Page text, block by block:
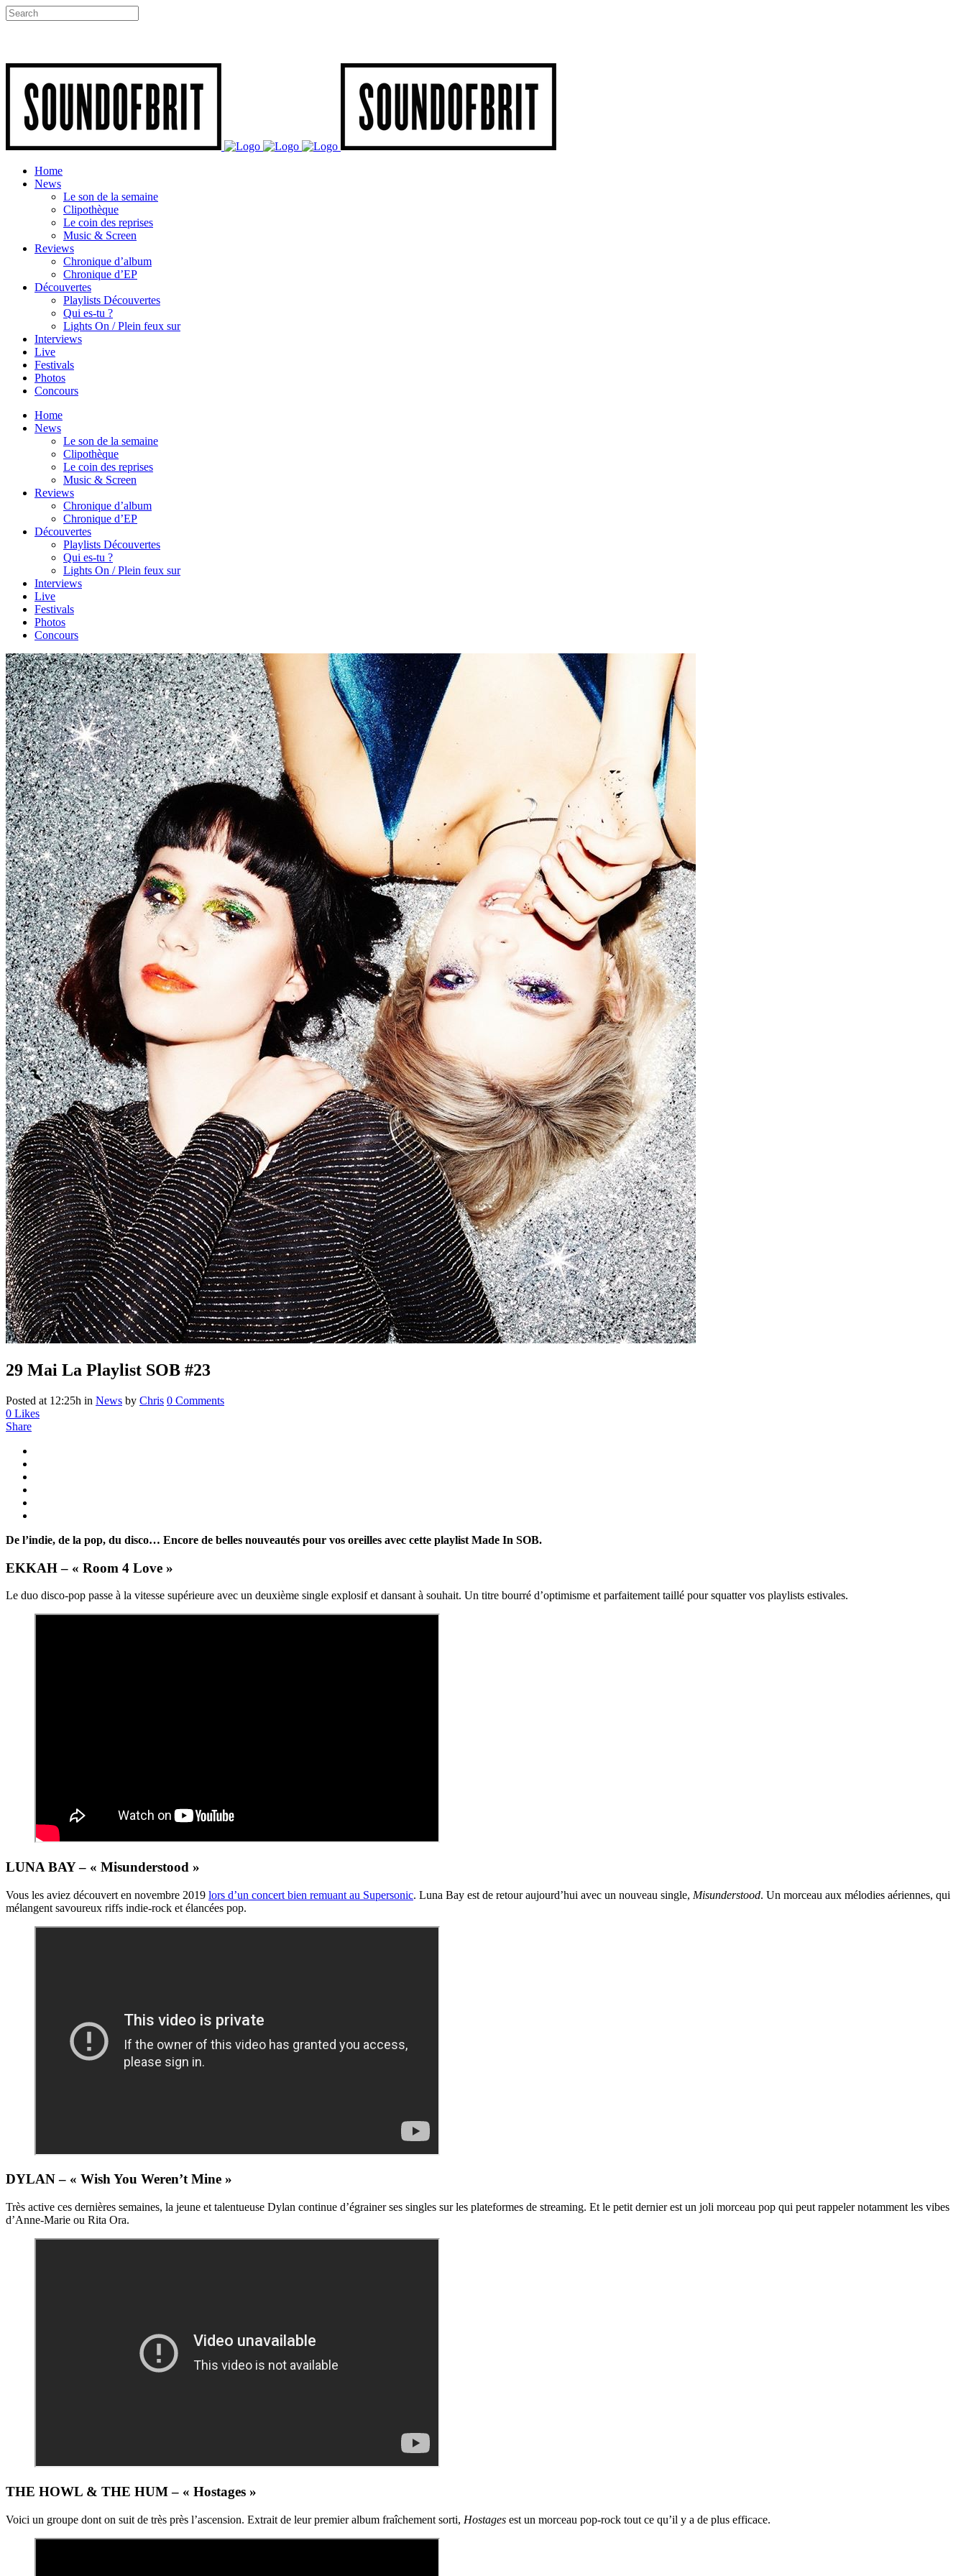
Home
News
Le son de la semaine
Clipothèque
Le coin des reprises
Music & Screen
Reviews
Chronique d’album
Chronique d’EP
Découvertes
Playlists Découvertes
Qui es-tu ?
Lights On / Plein feux sur
Interviews
Live
Festivals
Photos
Concours
Home
News
Le son de la semaine
Clipothèque
Le coin des reprises
Music & Screen
Reviews
Chronique d’album
Chronique d’EP
Découvertes
Playlists Découvertes
Qui es-tu ?
Lights On / Plein feux sur
Interviews
Live
Festivals
Photos
Concours
29 Mai La Playlist SOB #23
Posted at 12:25h in News by Chris 0 Comments
0 Likes
Share
De l’indie, de la pop, du disco… Encore de belles nouveautés pour vos oreilles avec cette playlist Made In SOB.
EKKAH – « Room 4 Love »
Le duo disco-pop passe à la vitesse supérieure avec un deuxième single explosif et dansant à souhait. Un titre bourré d’optimisme et parfaitement taillé pour squatter vos playlists estivales.
LUNA BAY – « Misunderstood »
Vous les aviez découvert en novembre 2019 lors d’un concert bien remuant au Supersonic. Luna Bay est de retour aujourd’hui avec un nouveau single, Misunderstood. Un morceau aux mélodies aériennes, qui
mélangent savoureux riffs indie-rock et élancées pop.
DYLAN – « Wish You Weren’t Mine »
Très active ces dernières semaines, la jeune et talentueuse Dylan continue d’égrainer ses singles sur les plateformes de streaming. Et le petit dernier est un joli morceau pop qui peut rappeler notamment les vibes
d’Anne-Marie ou Rita Ora.
THE HOWL & THE HUM – « Hostages »
Voici un groupe dont on suit de très près l’ascension. Extrait de leur premier album fraîchement sorti, Hostages est un morceau pop-rock tout ce qu’il y a de plus efficace.